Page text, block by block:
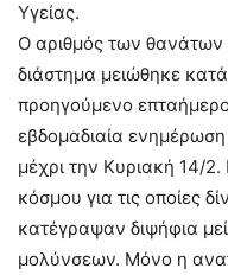
Υγείας.
Ο αριθμός των θανάτων
διάστημα μειώθηκε
προηγούμενο
εβδομαδιαία
μέχρι την Κυριακή 14/2.
κόσμου για τις οποίες
κατέγραψαν διψήφια
μολύνσεων. Μόνο η